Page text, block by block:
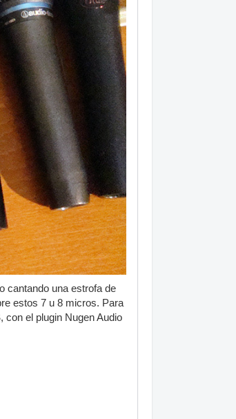
cantando una estrofa de
estos 7 u 8 micros. Para
, con el plugin Nugen Audio